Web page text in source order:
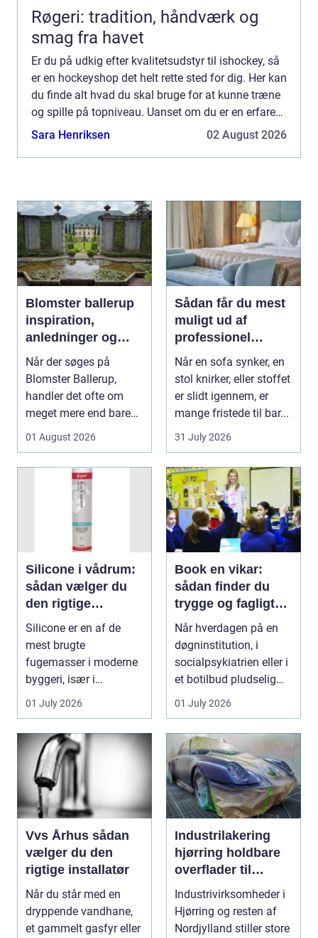
Røgeri: tradition, håndværk og
smag fra havet
Er du på udkig efter kvalitetsudstyr til ishockey, så
er en hockeyshop det helt rette sted for dig. Her kan
du finde alt hvad du skal bruge for at kunne træne
og spille på topniveau. Uanset om du er en erfaren
spiller eller f&...
Sara Henriksen 02 August 2026
Blomster ballerup
inspiration,
anledninger og
lokale muligheder
Når der søges på
Blomster Ballerup,
handler det ofte om
meget mere end bare
en hurtig buket.
01 August 2026
Sådan får du mest
muligt ud af
professionel
møbelpolstring
Når en sofa synker, en
stol knirker, eller stoffet
er slidt igennem, er
mange fristede til bar...
31 July 2026
Silicone i vådrum:
sådan vælger du
den rigtige
fugemasse
Silicone er en af de
mest brugte
fugemasser i moderne
byggeri, især i
badeværelser, køkkener
01 July 2026
Book en vikar:
sådan finder du
trygge og fagligt
stærke løsninger
Når hverdagen på en
døgninstitution, i
socialpsykiatrien eller i
et botilbud pludselig
ændrer sig, k...
01 July 2026
Vvs Århus sådan
vælger du den
rigtige installatør
Når du står med en
dryppende vandhane,
et gammelt gasfyr eller
Industrilakering
hjørring holdbare
overflader til
industri og erhverv
Industrivirksomheder i
Hjørring og resten af
Nordjylland stiller store